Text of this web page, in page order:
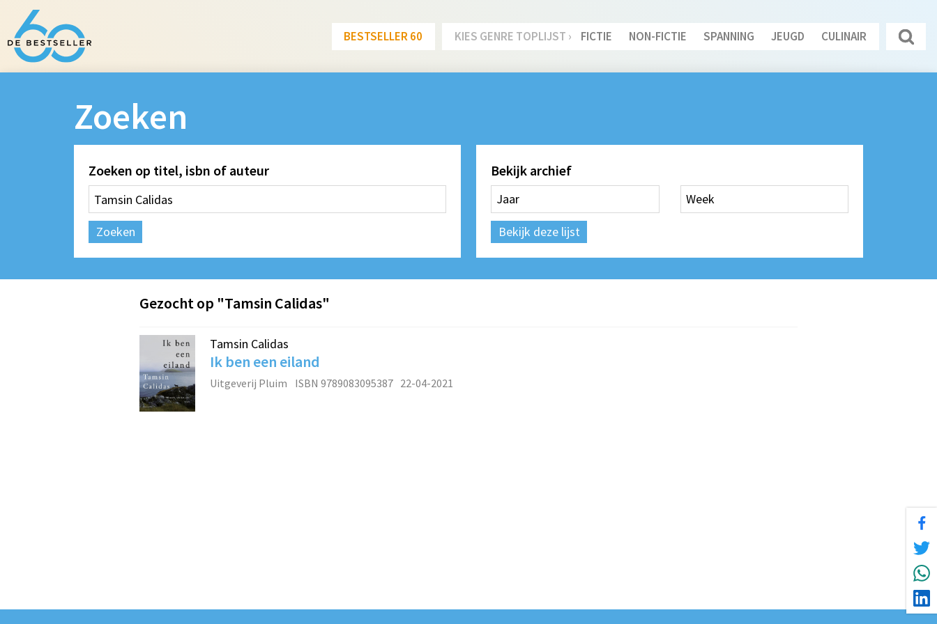
BESTSELLER 60 KIES GENRE TOPLIJST › FICTIE NON-FICTIE SPANNING JEUGD CULINAIR
Zoeken
Zoeken op titel, isbn of auteur
Zoeken
Bekijk archief
Bekijk deze lijst
Gezocht op "Tamsin Calidas"
Tamsin Calidas
Ik ben een eiland
Uitgeverij Pluim ISBN 9789083095387 22-04-2021